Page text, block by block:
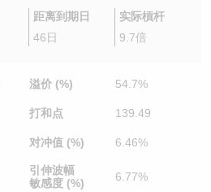
距离到期日
46日
实际槓杆
9.7倍
溢价 (%) 54.7%
打和点 139.49
对冲值 (%) 6.46%
引伸波幅
敏感度 (%)
6.77%